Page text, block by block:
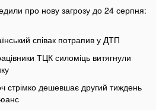
про нову загрозу до 24 серпня:
співак потрапив у ДТП
ТЦК силоміць витягнули
стрімко дешевшає другий тиждень